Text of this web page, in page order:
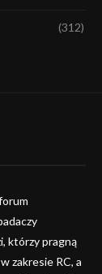
(312)
którzy pragną
zakresie RC, a